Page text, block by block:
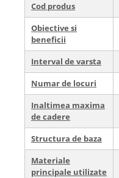
Cod produs
Obiective si
beneficii
Interval de varsta
Numar de locuri
Inaltimea maxima
de cadere
Structura de baza
Materiale
principale utilizate